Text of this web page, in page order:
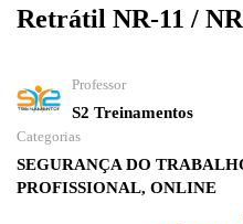
Retrátil NR-11 /
Professor
S2 Treinamentos
Categorias
SEGURANÇA DO
PROFISSIONAL, ONLINE